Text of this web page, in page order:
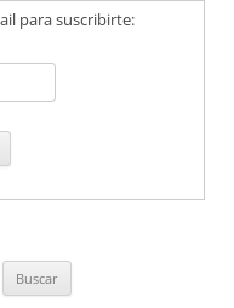
para suscribirte: